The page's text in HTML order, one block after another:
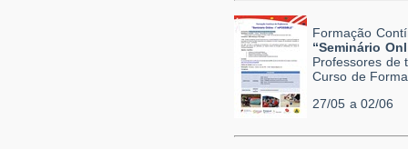
Formação
“Seminário
Professores de
Curso de
27/05 a 02/06